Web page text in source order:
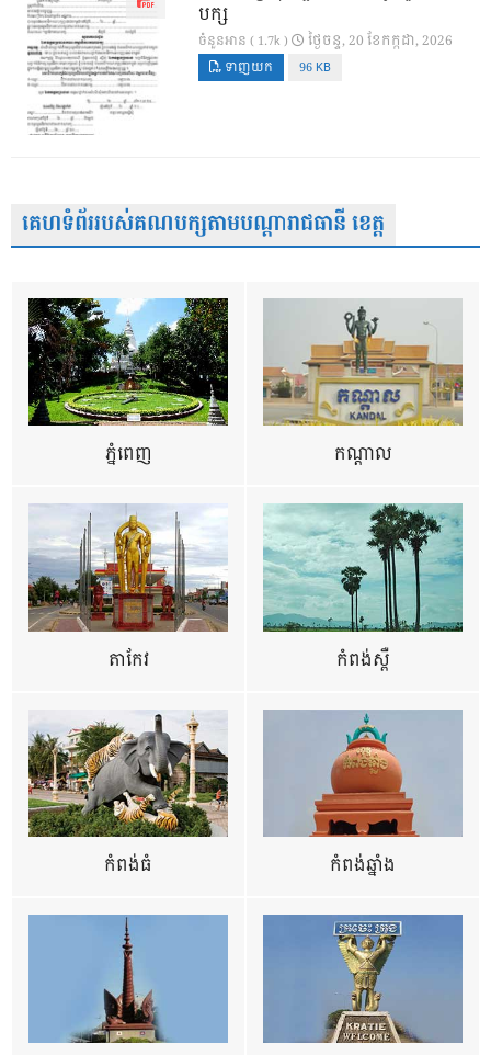
បក្ស
ចំនួនអាន ( 1.7k ) ថ្ងៃ​ចន្ទ, 20 ខែ​កក្កដា, 2026
ទាញយក 96 KB
គេហទំព័ររបស់គណបក្សតាមបណ្តារាជធានី ខេត្ត
ភ្នំពេញ កណ្តាល
តាកែវ កំពង់ស្ពឺ
កំពង់ធំ កំពង់ឆ្នាំង